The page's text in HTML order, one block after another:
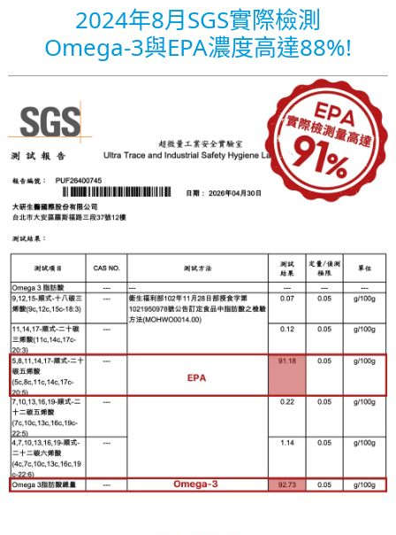
2024年8月SGS實際檢測
Omega-3與EPA濃度高達88%!